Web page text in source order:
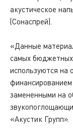
акустическое
(Сонаспрей).
«Данные
самых бюджетных
используются на
замененными на
«Акустик Групп».